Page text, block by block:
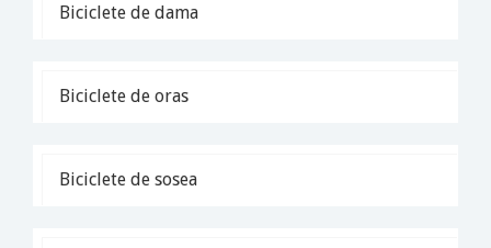
Biciclete de dama
Biciclete de oras
Biciclete de sosea